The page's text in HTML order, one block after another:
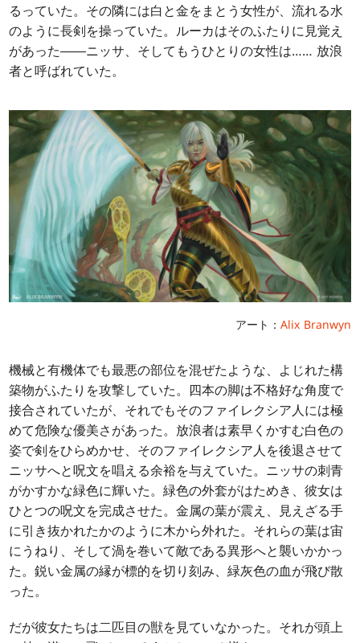
るっていた。その隣には白と金をまとう女性が、流れる水
のように長剣を操っていた。ルーカはそのふたりに見覚え
があった――ニッサ、そしてもうひとりの女性は…… 放浪
者と呼ばれていた。
アート： Alix Branwyn
機械と有機体でも最悪の部位を混ぜたような、よじれた構
築物がふたりを攻撃していた。四本の脚は不格好な角度で
接合されていたが、それでもそのファイレクシア人には極
めて危険な優美さがあった。放浪者は素早くかすむ白色の
姿で剣をひらめかせ、そのファイレクシア人を後退させて
ニッサへと呪文を唱える余裕を与えていた。ニッサの刺青
がかすかな緑色に輝いた。緑色の外套がはためき、彼女は
ひとつの呪文を完成させた。金属の葉が震え、見えざる手
に引き抜かれたかのように木から外れた。それらの葉は宙
にうねり、そして渦を巻いて敵である異形へと襲いかかっ
た。鋭い金属の縁が標的を切り刻み、緑灰色の血が飛び散
った。
だが彼女たちは二匹目の獣を見ていなかった。それが頭上